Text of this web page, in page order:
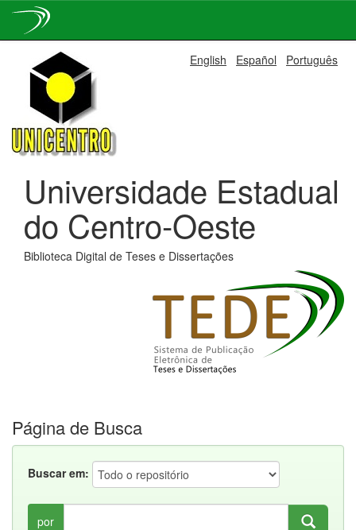
navigation
English Español Português
Universidade Estadual
do Centro-Oeste
Biblioteca Digital de Teses e Dissertações
Página de Busca
Buscar em:
por